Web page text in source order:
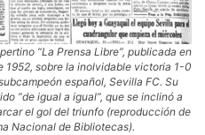
“La Prensa Libre”, publicada en
1952, sobre la inolvidable victoria 1-0
español, Sevilla FC. Su
“de igual a igual”, que se inclinó a
el gol del triunfo (reproducción de
Nacional de Bibliotecas).